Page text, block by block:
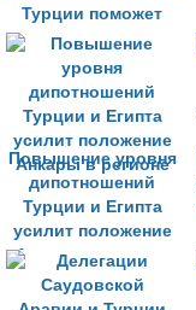
Турции поможет
урегулированию
кризиса в Ливии
Повышение уровня
дипотношений
Турции и Египта
усилит положение
Анкары в регионе